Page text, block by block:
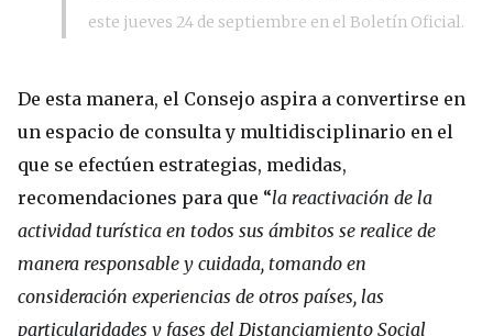
este jueves 24 de septiembre en el Boletín Oficial.
De esta manera, el Consejo aspira a convertirse en
un espacio de consulta y multidisciplinario en el
que se efectúen estrategias, medidas,
recomendaciones para que “la reactivación de la
actividad turística en todos sus ámbitos se realice de
manera responsable y cuidada, tomando en
consideración experiencias de otros países, las
particularidades y fases del Distanciamiento Social